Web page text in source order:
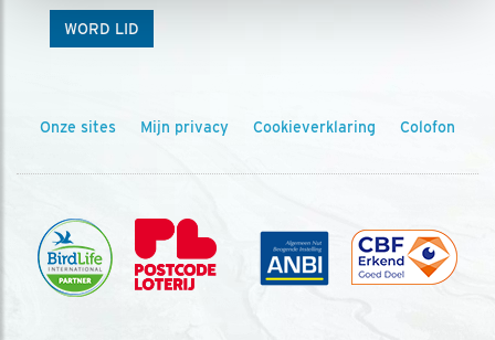
WORD LID
Onze sites Mijn privacy Cookieverklaring Colofon